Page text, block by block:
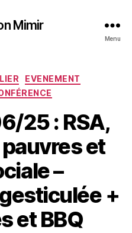
Mimir
Menu
CatégoriesEVENEMENT
25 : RSA,
et
–
+
et BBQ